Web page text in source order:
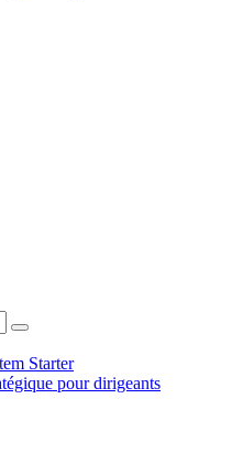
Starter
pour dirigeants